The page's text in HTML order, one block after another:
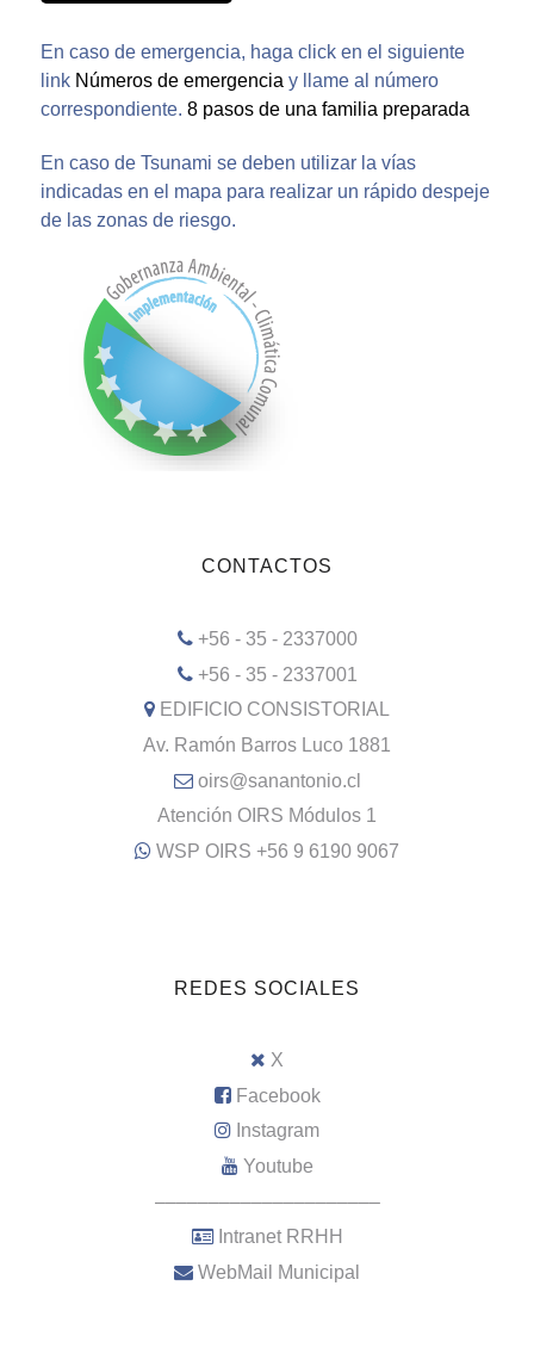
En caso de emergencia, haga click en el siguiente
link Números de emergencia y llame al número
correspondiente. 8 pasos de una familia preparada
En caso de Tsunami se deben utilizar la vías
indicadas en el mapa para realizar un rápido despeje
de las zonas de riesgo.
CONTACTOS
+56 - 35 - 2337000
+56 - 35 - 2337001
EDIFICIO CONSISTORIAL
Av. Ramón Barros Luco 1881
oirs@sanantonio.cl
Atención OIRS Módulos 1
WSP OIRS +56 9 6190 9067
REDES SOCIALES
X
Facebook
Instagram
Youtube
–––––––––––––––––––––
Intranet RRHH
WebMail Municipal